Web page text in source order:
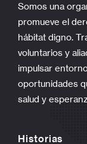
Somos una
promueve el
hábitat digno.
voluntarios y
impulsar
oportunidades
salud y
Historias